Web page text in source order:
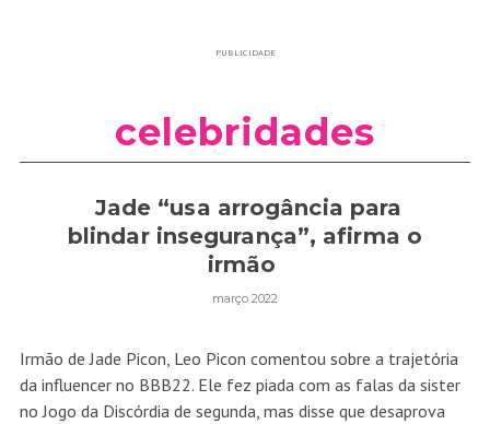
PUBLICIDADE
celebridades
Jade “usa arrogância para
blindar insegurança”, afirma o
irmão
março 2022
Irmão de Jade Picon, Leo Picon comentou sobre a trajetória
da influencer no BBB22. Ele fez piada com as falas da sister
no Jogo da Discórdia de segunda, mas disse que desaprova